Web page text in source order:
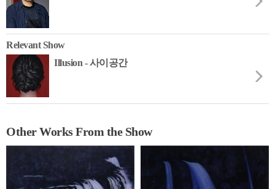
Relevant Show
Illusion - 사이공간
Other Works From the Show